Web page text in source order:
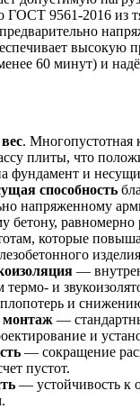
ГОСТ 9561-2016 из
высокую
60 минут) и
. Многопустотная
плиты, что
фундамент и
способность
напряженному
бетону,
которые
—
термо- и
и
монтаж —
и
— сокращение
пустот.
— устойчивость к